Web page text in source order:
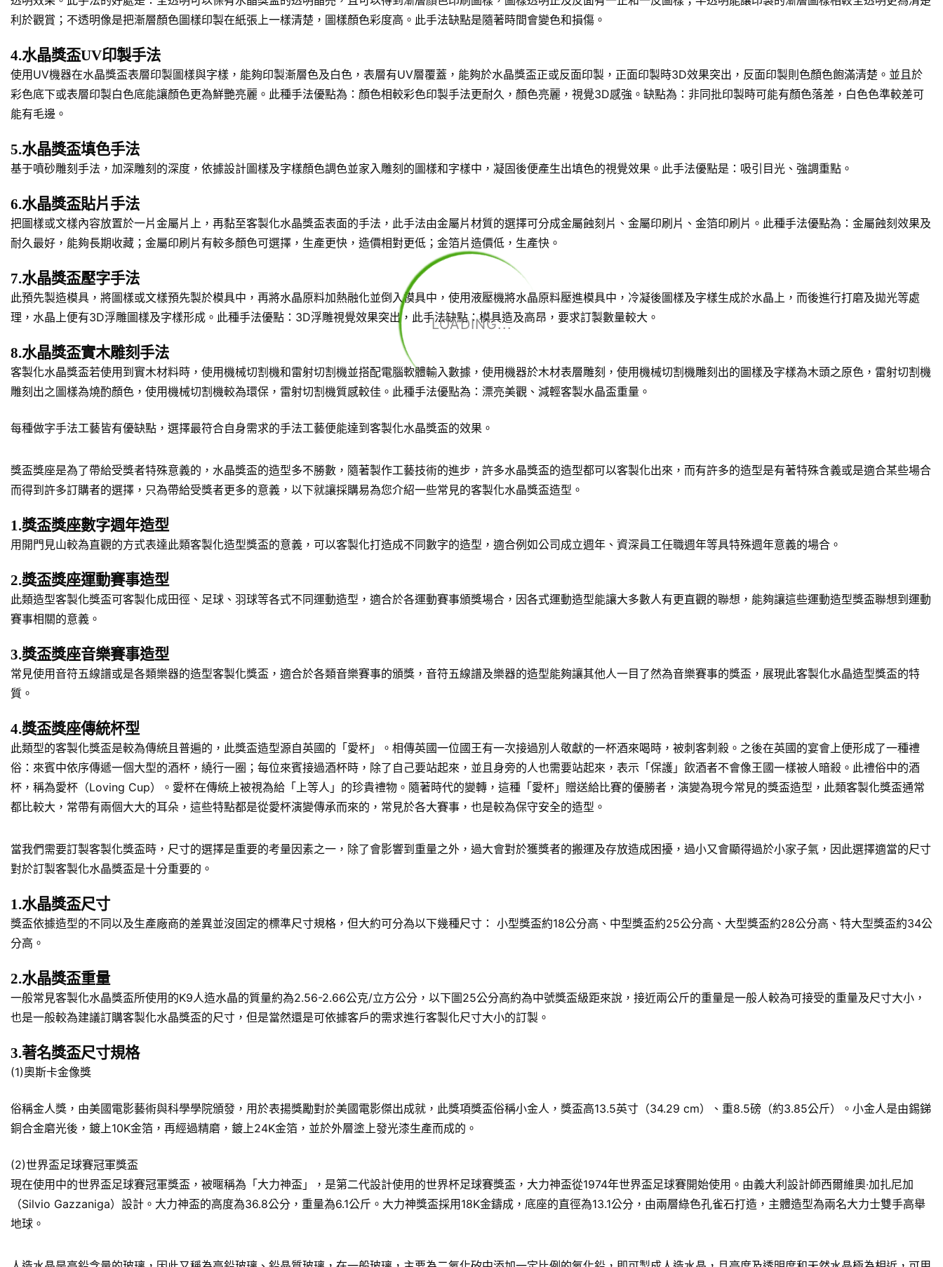
LOADING...
利於觀賞；不透明像是把漸層顏色圖樣印製在紙張上一樣清楚，圖樣顏色彩度高。此手法缺點是隨著時間會變色和損傷。
4.水晶獎盃UV印製手法
使用UV機器在水晶獎盃表層印製圖樣與字樣，能夠印製漸層色及白色，表層有UV層覆蓋，能夠於水晶獎盃正或反面印製，正面印製時3D效果突出，反面印製則色顏色飽滿清楚。並且於
彩色底下或表層印製白色底能讓顏色更為鮮艷亮麗。此種手法優點為：顏色相較彩色印製手法更耐久，顏色亮麗，視覺3D感強。缺點為：非同批印製時可能有顏色落差，白色色準較差可
能有毛邊。
5.水晶獎盃填色手法
基于噴砂雕刻手法，加深雕刻的深度，依據設計圖樣及字樣顏色調色並家入雕刻的圖樣和字樣中，凝固後便產生出填色的視覺效果。此手法優點是：吸引目光、強調重點。
6.水晶獎盃貼片手法
把圖樣或文樣內容放置於一片金屬片上，再黏至客製化水晶獎盃表面的手法，此手法由金屬片材質的選擇可分成金屬蝕刻片、金屬印刷片、金箔印刷片。此種手法優點為：金屬蝕刻效果及
耐久最好，能夠長期收藏；金屬印刷片有較多顏色可選擇，生產更快，造價相對更低；金箔片造價低，生產快。
7.水晶獎盃壓字手法
此預先製造模具，將圖樣或文樣預先製於模具中，再將水晶原料加熱融化並倒入模具中，使用液壓機將水晶原料壓進模具中，冷凝後圖樣及字樣生成於水晶上，而後進行打磨及拋光等處
理，水晶上便有3D浮雕圖樣及字樣形成。此種手法優點：3D浮雕視覺效果突出，此手法缺點：模具造及高昂，要求訂製數量較大。
8.水晶獎盃實木雕刻手法
客製化水晶獎盃若使用到實木材料時，使用機械切割機和雷射切割機並搭配電腦軟體輸入數據，使用機器於木材表層雕刻，使用機械切割機雕刻出的圖樣及字樣為木頭之原色，雷射切割機
雕刻出之圖樣為燒酌顏色，使用機械切割機較為環保，雷射切割機質感較佳。此種手法優點為：漂亮美觀、減輕客製水晶盃重量。
每種做字手法工藝皆有優缺點，選擇最符合自身需求的手法工藝便能達到客製化水晶獎盃的效果。
獎盃獎座是為了帶給受獎者特殊意義的，水晶獎盃的造型多不勝數，隨著製作工藝技術的進步，許多水晶獎盃的造型都可以客製化出來，而有許多的造型是有著特殊含義或是適合某些場合
而得到許多訂購者的選擇，只為帶給受獎者更多的意義，以下就讓採購易為您介紹一些常見的客製化水晶獎盃造型。
1.獎盃獎座數字週年造型
用開門見山較為直觀的方式表達此類客製化造型獎盃的意義，可以客製化打造成不同數字的造型，適合例如公司成立週年、資深員工任職週年等具特殊週年意義的場合。
2.獎盃獎座運動賽事造型
此類造型客製化獎盃可客製化成田徑、足球、羽球等各式不同運動造型，適合於各運動賽事頒獎場合，因各式運動造型能讓大多數人有更直觀的聯想，能夠讓這些運動造型獎盃聯想到運動
賽事相關的意義。
3.獎盃獎座音樂賽事造型
常見使用音符五線譜或是各類樂器的造型客製化獎盃，適合於各類音樂賽事的頒獎，音符五線譜及樂器的造型能夠讓其他人一目了然為音樂賽事的獎盃，展現此客製化水晶造型獎盃的特
質。
4.獎盃獎座傳統杯型
此類型的客製化獎盃是較為傳統且普遍的，此獎盃造型源自英國的「愛杯」。相傳英國一位國王有一次接過別人敬獻的一杯酒來喝時，被刺客刺殺。之後在英國的宴會上便形成了一種禮
俗：來賓中依序傳遞一個大型的酒杯，繞行一圈；每位來賓接過酒杯時，除了自己要站起來，並且身旁的人也需要站起來，表示「保護」飲酒者不會像王國一樣被人暗殺。此禮俗中的酒
杯，稱為愛杯（Loving Cup）。愛杯在傳統上被視為給「上等人」的珍貴禮物。隨著時代的變轉，這種「愛杯」贈送給比賽的優勝者，演變為現今常見的獎盃造型，此類客製化獎盃通常
都比較大，常帶有兩個大大的耳朵，這些特點都是從愛杯演變傳承而來的，常見於各大賽事，也是較為保守安全的造型。
當我們需要訂製客製化獎盃時，尺寸的選擇是重要的考量因素之一，除了會影響到重量之外，過大會對於獲獎者的搬運及存放造成困擾，過小又會顯得過於小家子氣，因此選擇適當的尺寸
對於訂製客製化水晶獎盃是十分重要的。
1.水晶獎盃尺寸
獎盃依據造型的不同以及生產廠商的差異並沒固定的標準尺寸規格，但大約可分為以下幾種尺寸： 小型獎盃約18公分高、中型獎盃約25公分高、大型獎盃約28公分高、特大型獎盃約34公
分高。
2.水晶獎盃重量
一般常見客製化水晶獎盃所使用的K9人造水晶的質量約為2.56-2.66公克/立方公分，以下圖25公分高約為中號獎盃級距來說，接近兩公斤的重量是一般人較為可接受的重量及尺寸大小，
也是一般較為建議訂購客製化水晶獎盃的尺寸，但是當然還是可依據客戶的需求進行客製化尺寸大小的訂製。
3.著名獎盃尺寸規格
(1)奧斯卡金像獎
俗稱金人獎，由美國電影藝術與科學學院頒發，用於表揚獎勵對於美國電影傑出成就，此獎項獎盃俗稱小金人，獎盃高13.5英寸（34.29 cm）、重8.5磅（約3.85公斤）。小金人是由錫銻
銅合金磨光後，鍍上10K金箔，再經過精磨，鍍上24K金箔，並於外層塗上發光漆生產而成的。
(2)世界盃足球賽冠軍獎盃
現在使用中的世界盃足球賽冠軍獎盃，被暱稱為「大力神盃」，是第二代設計使用的世界杯足球賽獎盃，大力神盃從1974年世界盃足球賽開始使用。由義大利設計師西爾維奧·加扎尼加
（Silvio Gazzaniga）設計。大力神盃的高度為36.8公分，重量為6.1公斤。大力神獎盃採用18K金鑄成，底座的直徑為13.1公分，由兩層綠色孔雀石打造，主體造型為兩名大力士雙手高舉
地球。